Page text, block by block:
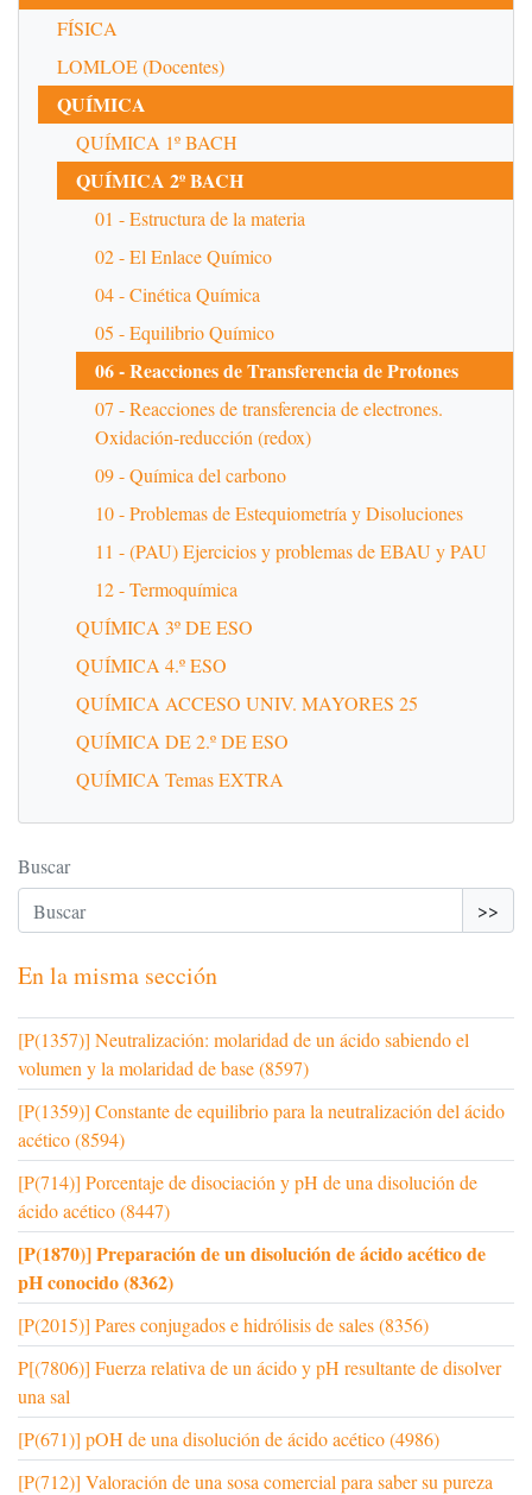
FÍSICA
LOMLOE (Docentes)
QUÍMICA
QUÍMICA 1º BACH
QUÍMICA 2º BACH
01 - Estructura de la materia
02 - El Enlace Químico
04 - Cinética Química
05 - Equilibrio Químico
06 - Reacciones de Transferencia de Protones
07 - Reacciones de transferencia de electrones.
Oxidación-reducción (redox)
09 - Química del carbono
10 - Problemas de Estequiometría y Disoluciones
11 - (PAU) Ejercicios y problemas de EBAU y PAU
12 - Termoquímica
QUÍMICA 3º DE ESO
QUÍMICA 4.º ESO
QUÍMICA ACCESO UNIV. MAYORES 25
QUÍMICA DE 2.º DE ESO
QUÍMICA Temas EXTRA
Buscar
>>
En la misma sección
[P(1357)] Neutralización: molaridad de un ácido sabiendo el
volumen y la molaridad de base (8597)
[P(1359)] Constante de equilibrio para la neutralización del ácido
acético (8594)
[P(714)] Porcentaje de disociación y pH de una disolución de
ácido acético (8447)
[P(1870)] Preparación de un disolución de ácido acético de
pH conocido (8362)
[P(2015)] Pares conjugados e hidrólisis de sales (8356)
P[(7806)] Fuerza relativa de un ácido y pH resultante de disolver
una sal
[P(671)] pOH de una disolución de ácido acético (4986)
[P(712)] Valoración de una sosa comercial para saber su pureza